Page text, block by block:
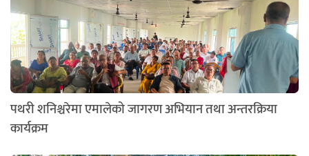
पथरी शनिश्चरेमा एमालेको जागरण अभियान तथा अन्तरक्रिया
कार्यक्रम